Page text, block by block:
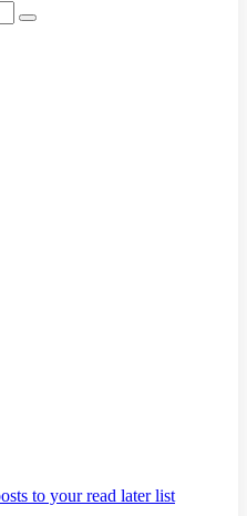
to your read later list